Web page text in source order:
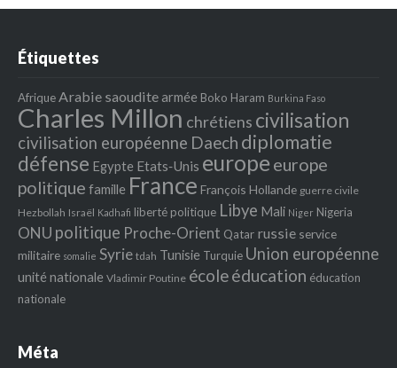
Étiquettes
AfriqueArabie saoudite armée Boko Haram Burkina Faso
Charles Millon chrétiens civilisation
civilisation européenne Daech diplomatie
défense Egypte Etats‐Unis europeeurope
politique famille France François Hollande guerre civile
Hezbollah Israël Kadhafi liberté politique Libye Mali Niger Nigeria
ONU politique Proche-Orient Qatar russie service
militaire somalie Syrie tdah Tunisie Turquie Union européenne
unité nationale Vladimir Poutine écoleéducation éducation
nationale
Méta